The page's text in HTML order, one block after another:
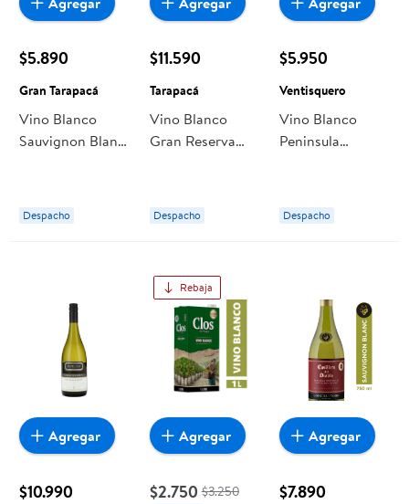
$5.890
Gran Tarapacá
Vino Blanco
Sauvignon Blanc
Tarapacá
Despacho
$11.590
Tarapacá
Vino Blanco
Gran Reserva
Tarapacá
Despacho
$5.950
Ventisquero
Vino Blanco
Peninsula
Botella 750 ml
Ventisquero
Despacho
$10.990
Agregar
Rebaja
$2.750 $3.250
Agregar
$7.890
Agregar